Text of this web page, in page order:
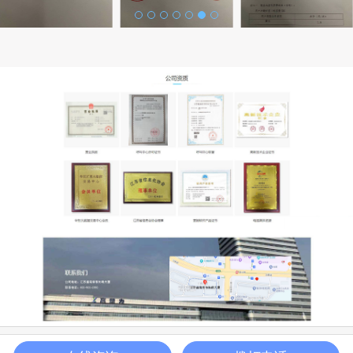
Copyright 2009-2029 winxiangli.com 版权所有 南京赢想力信息技术有限公司 苏